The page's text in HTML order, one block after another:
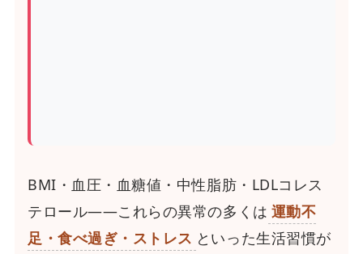
BMI・血圧・血糖値・中性脂肪・LDLコレス
テロール――これらの異常の多くは 運動不
足・食べ過ぎ・ストレス といった生活習慣が